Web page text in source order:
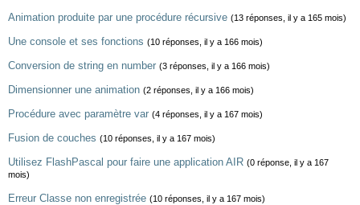
Animation produite par une procédure récursive (13 réponses, il y a 165 mois)
Une console et ses fonctions (10 réponses, il y a 166 mois)
Conversion de string en number (3 réponses, il y a 166 mois)
Dimensionner une animation (2 réponses, il y a 166 mois)
Procédure avec paramètre var (4 réponses, il y a 167 mois)
Fusion de couches (10 réponses, il y a 167 mois)
Utilisez FlashPascal pour faire une application AIR (0 réponse, il y a 167
mois)
Erreur Classe non enregistrée (10 réponses, il y a 167 mois)